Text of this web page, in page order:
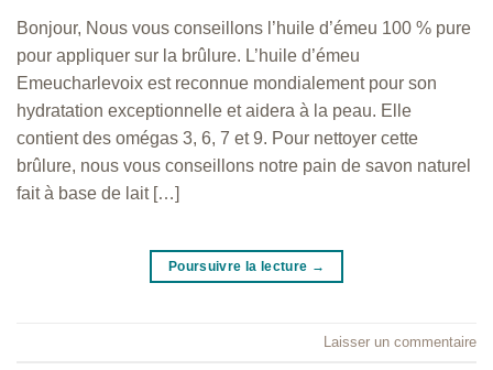
Bonjour, Nous vous conseillons l’huile d’émeu 100 % pure
pour appliquer sur la brûlure. L’huile d’émeu
Emeucharlevoix est reconnue mondialement pour son
hydratation exceptionnelle et aidera à la peau. Elle
contient des omégas 3, 6, 7 et 9. Pour nettoyer cette
brûlure, nous vous conseillons notre pain de savon naturel
fait à base de lait […]
Poursuivre la lecture →
Laisser un commentaire